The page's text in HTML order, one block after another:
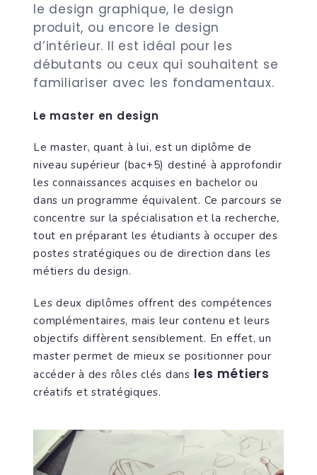
le design graphique, le design
produit, ou encore le design
d’intérieur. Il est idéal pour les
débutants ou ceux qui souhaitent se
familiariser avec les fondamentaux.
Le master en design
Le master, quant à lui, est un diplôme de
niveau supérieur (bac+5) destiné à approfondir
les connaissances acquises en bachelor ou
dans un programme équivalent. Ce parcours se
concentre sur la spécialisation et la recherche,
tout en préparant les étudiants à occuper des
postes stratégiques ou de direction dans les
métiers du design.
Les deux diplômes offrent des compétences
complémentaires, mais leur contenu et leurs
objectifs diffèrent sensiblement. En effet, un
master permet de mieux se positionner pour
accéder à des rôles clés dans les métiers
créatifs et stratégiques.